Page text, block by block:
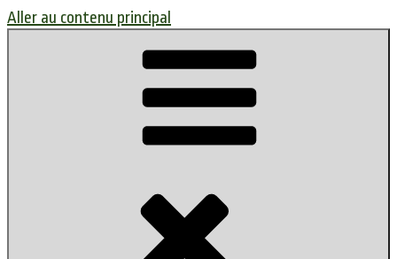
Aller au contenu principal